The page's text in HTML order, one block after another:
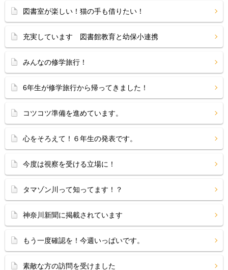
図書室が楽しい！猫の手も借りたい！
充実しています 図書館教育と幼保小連携
みんなの修学旅行！
6年生が修学旅行から帰ってきました！
コツコツ準備を進めています。
心をそろえて！６年生の発表です。
今度は視察を受ける立場に！
タマゾン川って知ってます！？
神奈川新聞に掲載されています
もう一度確認を！今週いっぱいです。
素敵な方の訪問を受けました